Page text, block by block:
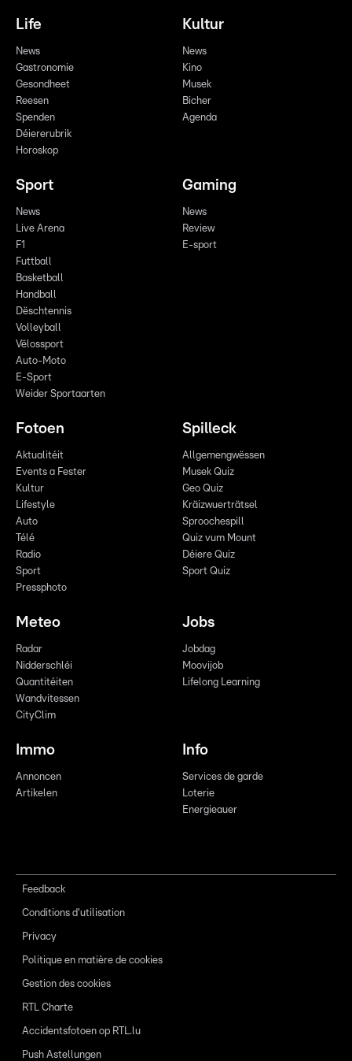
Life
News
Gastronomie
Gesondheet
Reesen
Spenden
Déiererubrik
Horoskop
Kultur
News
Kino
Musek
Bicher
Agenda
Sport
News
Live Arena
F1
Futtball
Basketball
Handball
Dëschtennis
Volleyball
Vëlossport
Auto-Moto
E-Sport
Weider Sportaarten
Gaming
News
Review
E-sport
Fotoen
Aktualitéit
Events a Fester
Kultur
Lifestyle
Auto
Télé
Radio
Sport
Pressphoto
Spilleck
Allgemengwëssen
Musek Quiz
Geo Quiz
Kräizwuerträtsel
Sproochespill
Quiz vum Mount
Déiere Quiz
Sport Quiz
Meteo
Radar
Nidderschléi
Quantitéiten
Wandvitessen
CityClim
Jobs
Jobdag
Moovijob
Lifelong Learning
Immo
Annoncen
Artikelen
Info
Services de garde
Loterie
Energieauer
Feedback
Conditions d'utilisation
Privacy
Politique en matière de cookies
Gestion des cookies
RTL Charte
Accidentsfotoen op RTL.lu
Push Astellungen